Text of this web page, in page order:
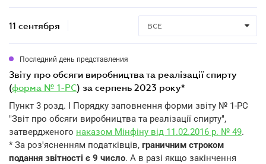
11 сентября ВСЕ
Последний день представления
звіту про обсяги виробництва та реалізації спирту
(форма № 1-РС) за серпень 2023 року*
Пункт 3 розд. I Порядку заповнення форми звіту № 1-РС
"Звіт про обсяги виробництва та реалізації спирту",
затвердженого наказом Мінфіну від 11.02.2016 р. № 49.
* За роз'ясненням податківців, граничним строком
подання звітності є 9 число. А в разі якщо закінчення